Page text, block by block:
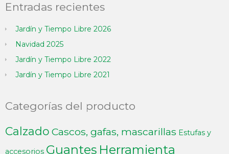
Entradas recientes
Jardín y Tiempo Libre 2026
Navidad 2025
Jardín y Tiempo Libre 2022
Jardín y Tiempo Libre 2021
Categorías del producto
Calzado Cascos, gafas, mascarillas Estufas y
accesorios Guantes Herramienta